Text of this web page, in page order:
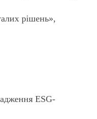
рішень»,
ESG-